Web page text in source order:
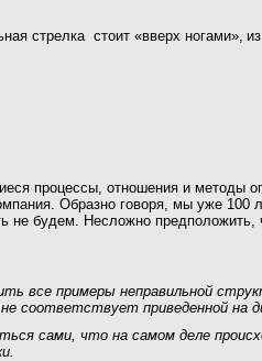
стрелка стоит «вверх ногами»,
процессы, отношения и методы
Образно говоря, мы уже
не будем. Несложно
все примеры неправильной
соответствует приведенной на
сами, что на самом деле